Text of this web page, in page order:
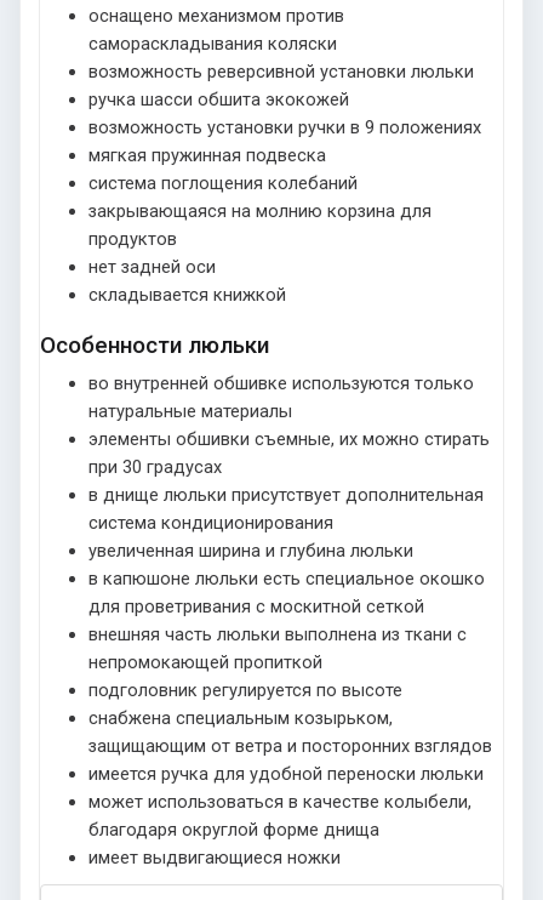
оснащено механизмом против
самораскладывания коляски
возможность реверсивной установки люльки
ручка шасси обшита экокожей
возможность установки ручки в 9 положениях
мягкая пружинная подвеска
система поглощения колебаний
закрывающаяся на молнию корзина для
продуктов
нет задней оси
складывается книжкой
Особенности люльки
во внутренней обшивке используются только
натуральные материалы
элементы обшивки съемные, их можно стирать
при 30 градусах
в днище люльки присутствует дополнительная
система кондиционирования
увеличенная ширина и глубина люльки
в капюшоне люльки есть специальное окошко
для проветривания с москитной сеткой
внешняя часть люльки выполнена из ткани с
непромокающей пропиткой
подголовник регулируется по высоте
снабжена специальным козырьком,
защищающим от ветра и посторонних взглядов
имеется ручка для удобной переноски люльки
может использоваться в качестве колыбели,
благодаря округлой форме днища
имеет выдвигающиеся ножки